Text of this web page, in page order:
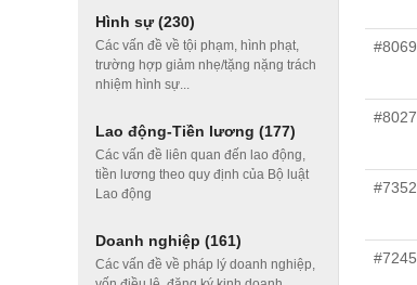
Hình sự(230)
Các vấn đề về tội phạm, hình phạt,
trường hợp giảm nhẹ/tặng nặng trách
nhiệm hình sự...
Lao động-Tiền lương (177)
Các vấn đề liên quan đến lao động,
tiền lương theo quy định của Bộ luật
Lao động
Doanh nghiệp (161)
Các vấn đề về pháp lý doanh nghiệp,
#8069
#8027
#7352
#7245